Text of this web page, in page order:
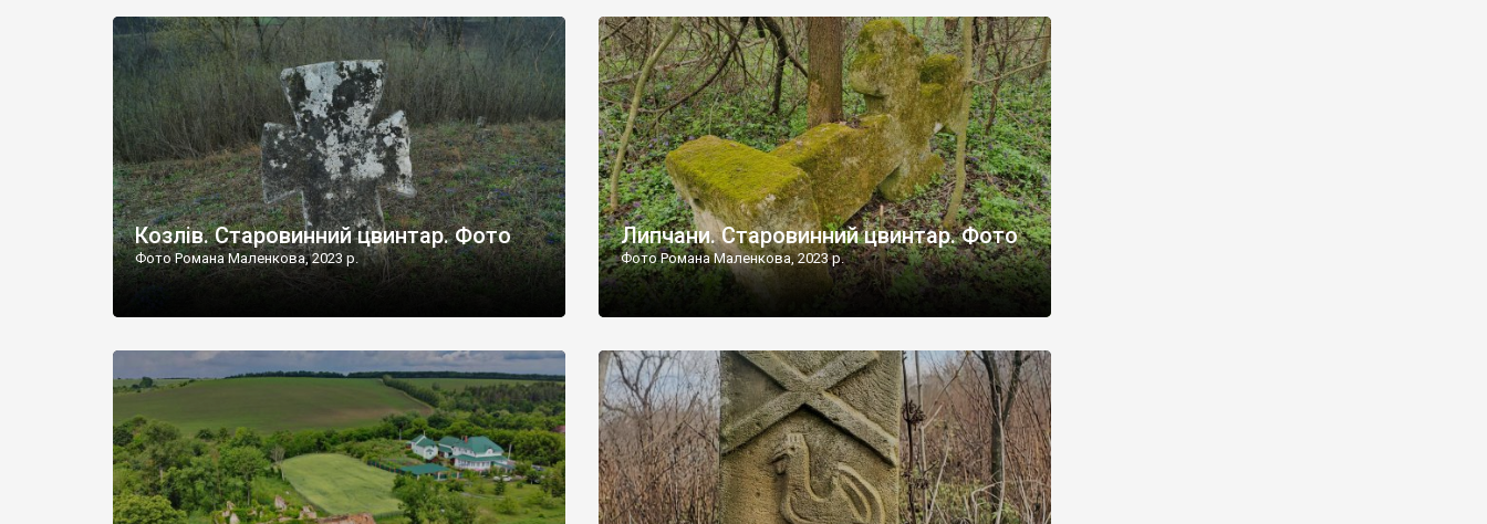
Наддністрянське відрізняється від більшості навколишніх
сіл. У селі є мурована Михайлівська церква. Точної дати […]
дороги їх не видно, але видно дві стареньких колії у траві –
[…]
Козлів. Старовинний цвинтар. Фото
Фото Романа Маленкова, 2023 р.
Липчани. Старовинний цвинтар. Фото
Фото Романа Маленкова, 2023 р.